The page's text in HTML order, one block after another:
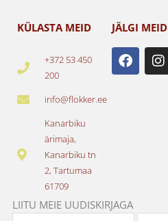
KÜLASTA MEID
+372 53 450
200
info@flokker.ee
Kanarbiku
ärimaja,
Kanarbiku tn
2, Tartumaa
61709
JÄLGI MEID
F
a
c
I
n
s
LIITU MEIE UUDISKIRJAGA